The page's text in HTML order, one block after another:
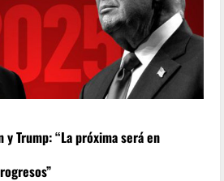
Trump: “La próxima será en